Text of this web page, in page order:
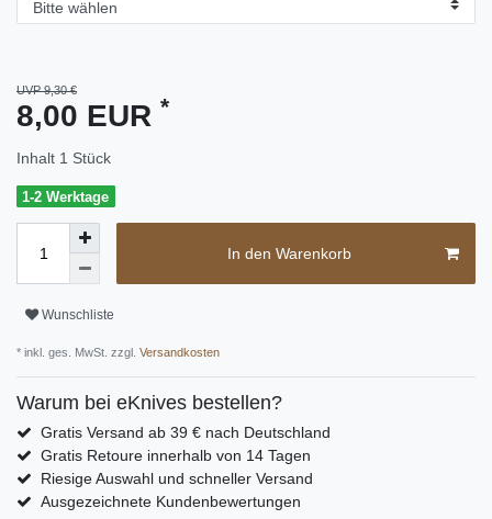
UVP 9,30 €
8,00 EUR *
Inhalt 1 Stück
1-2 Werktage
In den Warenkorb
Wunschliste
* inkl. ges. MwSt. zzgl. Versandkosten
Warum bei eKnives bestellen?
Gratis Versand ab 39 € nach Deutschland
Gratis Retoure innerhalb von 14 Tagen
Riesige Auswahl und schneller Versand
Ausgezeichnete Kundenbewertungen